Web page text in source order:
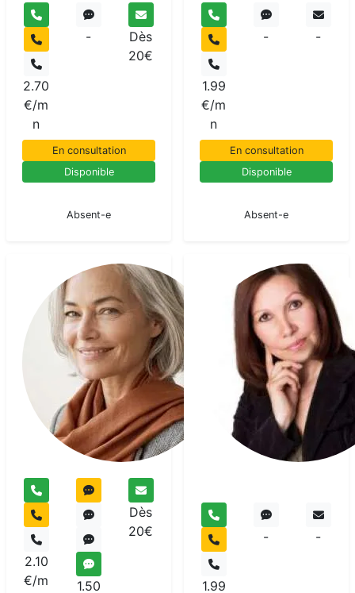
2.70
€/m
n
-
Dès
20€
En consultation
Disponible
Absent-e
1.99
€/m
n
- -
En consultation
Disponible
Absent-e
Marie
Esse
Voyant
2.10
€/m
1.50
Dès
20€
1.99
- -